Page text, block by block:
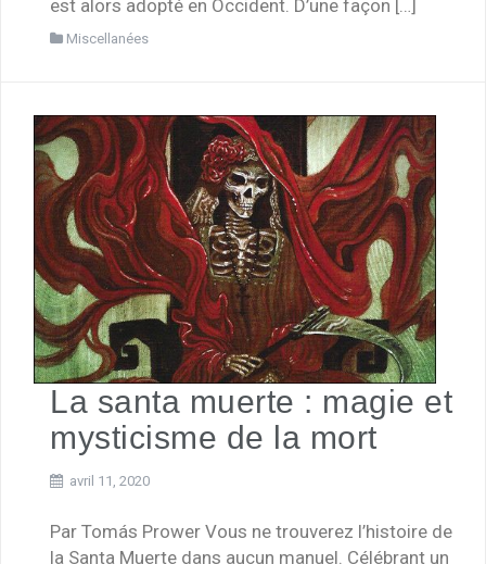
est alors adopté en Occident. D’une façon […]
Miscellanées
La santa muerte : magie et
mysticisme de la mort
avril 11, 2020
Par Tomás Prower Vous ne trouverez l’histoire de
la Santa Muerte dans aucun manuel. Célébrant un